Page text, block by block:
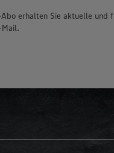
erhalten Sie aktuelle und